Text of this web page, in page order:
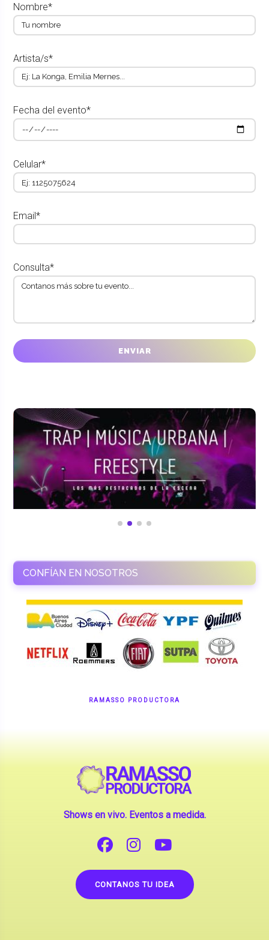
Nombre*
Artista/s*
Fecha del evento*
Celular*
Email*
Consulta*
CONFÍAN EN NOSOTROS
RAMASSO PRODUCTORA
Shows en vivo. Eventos a medida.
CONTANOS TU IDEA